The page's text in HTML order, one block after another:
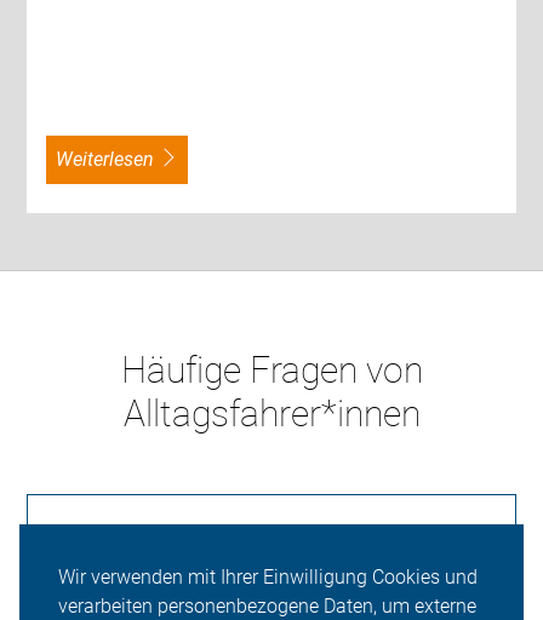
Wir verwenden mit Ihrer Einwilligung Cookies und
verarbeiten personenbezogene Daten, um externe
weiterlesen
Häufige Fragen von
Alltagsfahrer*innen
Was macht der ADFC?